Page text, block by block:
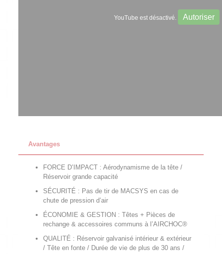
YouTube est désactivé. Autoriser
Avantages
FORCE D’IMPACT : Aérodynamisme de la tête /
Réservoir grande capacité
SÉCURITÉ : Pas de tir de MACSYS en cas de
chute de pression d’air
ÉCONOMIE & GESTION : Têtes + Pièces de
rechange & accessoires communs à l’AIRCHOC®
QUALITÉ : Réservoir galvanisé intérieur & extérieur
/ Tête en fonte / Durée de vie de plus de 30 ans /